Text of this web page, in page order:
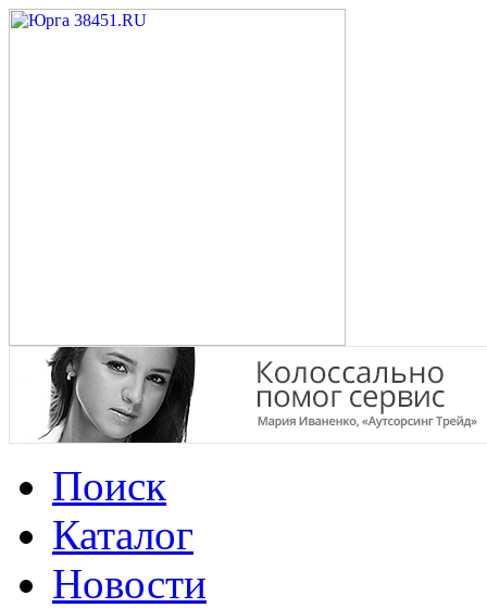
Поиск
Каталог
Новости